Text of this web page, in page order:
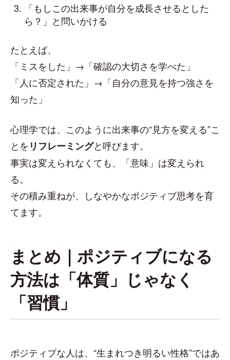
「もしこの出来事が自分を成長させるとした
ら？」と問いかける
たとえば、
「ミスをした」→「確認の大切さを学べた」
「人に否定された」→「自分の意見を持つ強さを
知った」
心理学では、このように出来事の“見方を変える”こ
とを リフレーミングと呼びます。
事実は変えられなくても、「意味」は変えられ
る。
その積み重ねが、しなやかなポジティブ思考を育
てます。
まとめ｜ポジティブになる
方法は「体質」じゃなく
「習慣」
ポジティブな人は、“生まれつき明るい性格”ではあ